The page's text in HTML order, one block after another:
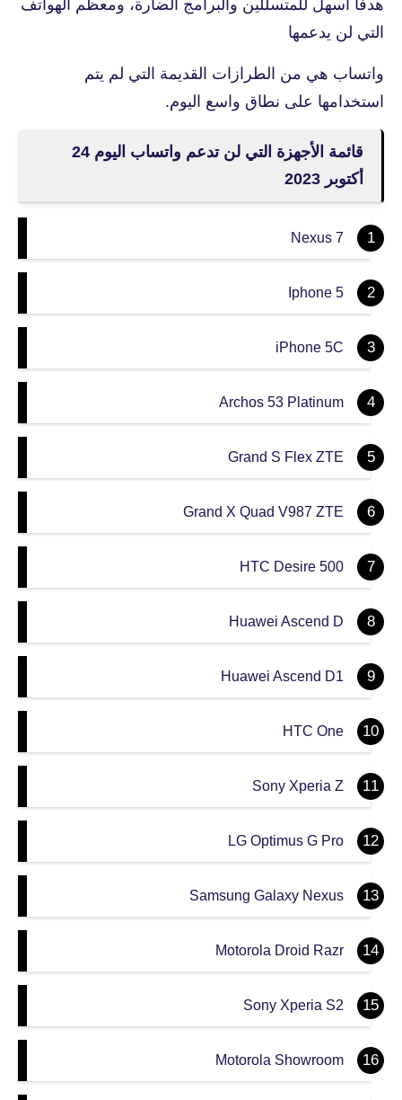
هدفًا أسهل للمتسللين والبرامج الضارة، ومعظم الهواتف
التي لن يدعمها
واتساب هي من الطرازات القديمة التي لم يتم
استخدامها على نطاق واسع اليوم.
قائمة الأجهزة التي لن تدعم واتساب اليوم 24
أكتوبر 2023
Nexus 7
Iphone 5
iPhone 5C
Archos 53 Platinum
Grand S Flex ZTE
Grand X Quad V987 ZTE
HTC Desire 500
Huawei Ascend D
Huawei Ascend D1
HTC One
Sony Xperia Z
LG Optimus G Pro
Samsung Galaxy Nexus
Motorola Droid Razr
Sony Xperia S2
Motorola Showroom